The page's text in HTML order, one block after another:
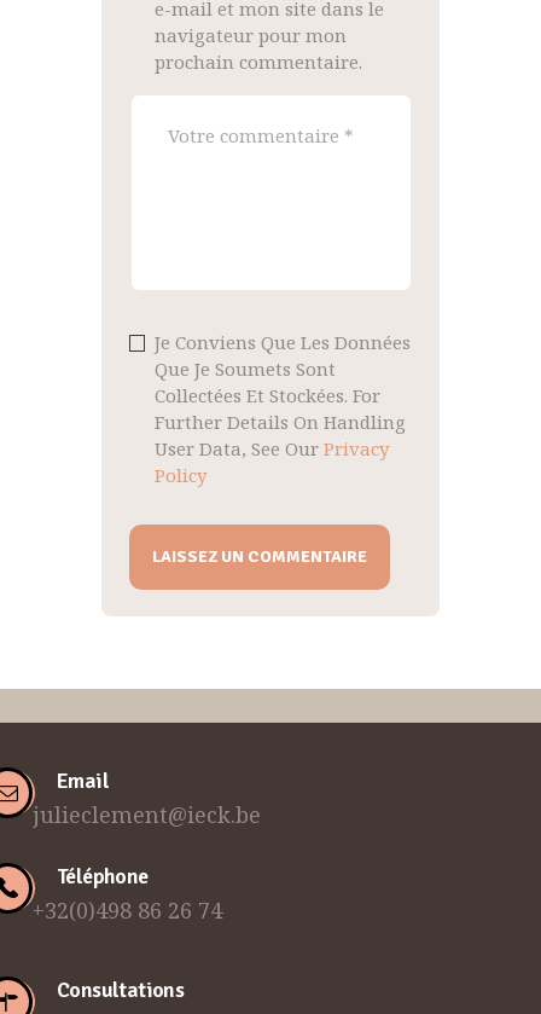
e-mail et mon site dans le
navigateur pour mon
prochain commentaire.
Je Conviens Que Les Données
Que Je Soumets Sont
Collectées Et Stockées. For
Further Details On Handling
User Data, See Our Privacy
Policy
Email
julieclement@ieck.be
Téléphone
+32(0)498 86 26 74
Consultations